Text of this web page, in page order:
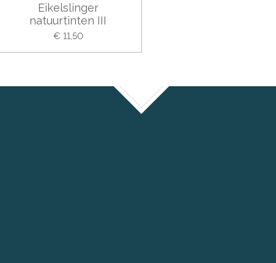
Eikelslinger
natuurtinten III
€ 11,50